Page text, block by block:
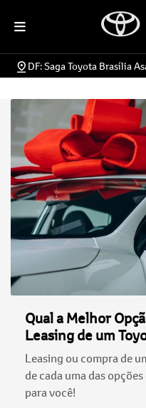
DF: Saga Toyota Brasília
Qual a Melhor
Leasing de um
Leasing ou compra de
de cada uma das
para você!